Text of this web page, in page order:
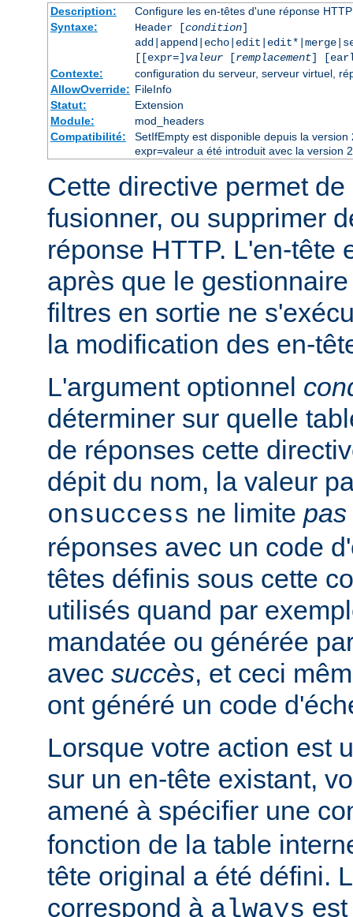
Description:
Configure les en-têtes d'une réponse HTTP
Syntaxe:
Header [condition]
[[expr=] valeur[remplacement]
Contexte:
configuration du serveur, serveur virtuel,
AllowOverride: FileInfo
Statut:
Extension
Module:
mod_headers
Compatibilité:
SetIfEmpty est disponible depuis la
expr=valeur a été introduit avec la version
Cette directive permet de
fusionner, ou supprimer
réponse HTTP. L'en-tête
après que le
filtres en sortie ne
la modification des en-
L'argument optionnel
déterminer sur quelle
de réponses cette
dépit du nom, la valeur
onsuccess ne limite pas
réponses avec un code
têtes définis sous cette
utilisés quand par
mandatée ou générée
avec succès, et ceci
ont généré un code
Lorsque votre action est
sur un en-tête existant,
amené à spécifier une
fonction de la table
tête original a été défini.
correspond à always